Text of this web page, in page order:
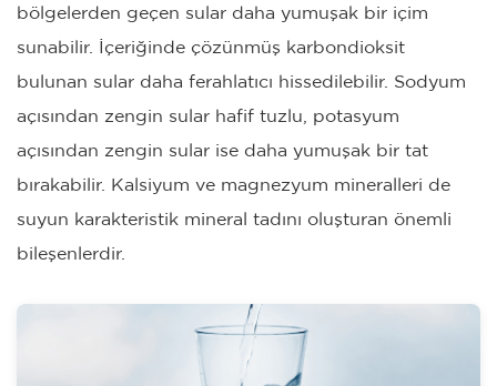
bölgelerden geçen sular daha yumuşak bir içim
sunabilir. İçeriğinde çözünmüş karbondioksit
bulunan sular daha ferahlatıcı hissedilebilir. Sodyum
açısından zengin sular hafif tuzlu, potasyum
açısından zengin sular ise daha yumuşak bir tat
bırakabilir. Kalsiyum ve magnezyum mineralleri de
suyun karakteristik mineral tadını oluşturan önemli
bileşenlerdir.